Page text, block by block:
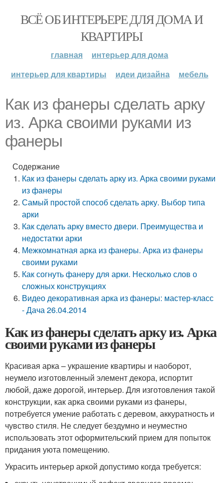
ВСЁ ОБ ИНТЕРЬЕРЕ ДЛЯ ДОМА И
КВАРТИРЫ
главная
интерьер для дома
интерьер для квартиры
идеи дизайна мебель
Как из фанеры сделать арку
из. Арка своими руками из
фанеры
Содержание
Как из фанеры сделать арку из. Арка своими руками
из фанеры
Самый простой способ сделать арку. Выбор типа
арки
Как сделать арку вместо двери. Преимущества и
недостатки арки
Межкомнатная арка из фанеры. Арка из фанеры
своими руками
Как согнуть фанеру для арки. Несколько слов о
сложных конструкциях
Видео декоративная арка из фанеры: мастер-класс
- Дача 26.04.2014
Как из фанеры сделать арку из. Арка
своими руками из фанеры
Красивая арка – украшение квартиры и наоборот,
неумело изготовленный элемент декора, испортит
любой, даже дорогой, интерьер. Для изготовления такой
конструкции, как арка своими руками из фанеры,
потребуется умение работать с деревом, аккуратность и
чувство стиля. Не следует бездумно и неуместно
использовать этот оформительский прием для попыток
придания уюта помещению.
Украсить интерьер аркой допустимо когда требуется: